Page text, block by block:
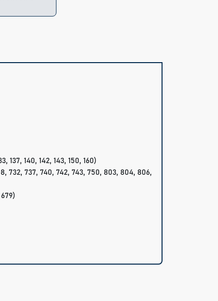
137, 140, 142, 143, 150, 160)
732, 737, 740, 742, 743, 750, 803, 804, 806,